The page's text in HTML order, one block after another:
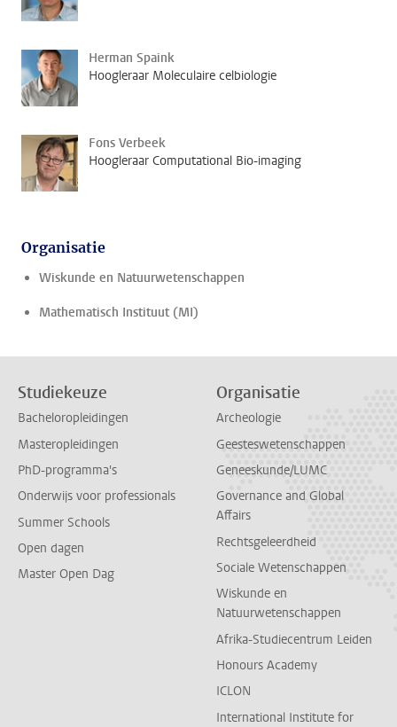
Herman Spaink
Hoogleraar Moleculaire celbiologie
Fons Verbeek
Hoogleraar Computational Bio-imaging
Organisatie
Wiskunde en Natuurwetenschappen
Mathematisch Instituut (MI)
Studiekeuze
Bacheloropleidingen
Masteropleidingen
PhD-programma's
Onderwijs voor professionals
Summer Schools
Open dagen
Master Open Dag
Organisatie
Archeologie
Geesteswetenschappen
Geneeskunde/LUMC
Governance and Global
Affairs
Rechtsgeleerdheid
Sociale Wetenschappen
Wiskunde en
Natuurwetenschappen
Afrika-Studiecentrum Leiden
Honours Academy
ICLON
International Institute for